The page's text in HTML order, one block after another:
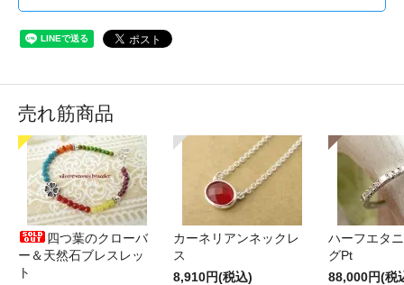
売れ筋商品
四つ葉のクローバ
ー＆天然石ブレスレッ
ト
カーネリアンネックレ
ス
8,910円(税込)
ハーフエタ
グPt
88,000円(税